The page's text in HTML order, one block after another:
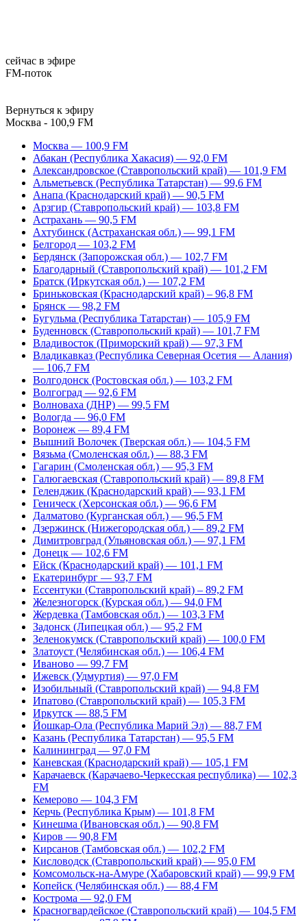
сейчас в эфире
FM-поток
Вернуться к эфиру
Москва - 100,9 FM
Москва — 100,9 FM
Абакан (Республика Хакасия) — 92,0 FM
Александровское (Ставропольский край) — 101,9 FM
Альметьевск (Республика Татарстан) — 99,6 FM
Анапа (Краснодарский край) — 90,5 FM
Арзгир (Ставропольский край) — 103,8 FM
Астрахань — 90,5 FM
Ахтубинск (Астраханская обл.) — 99,1 FM
Белгород — 103,2 FM
Бердянск (Запорожская обл.) — 102,7 FM
Благодарный (Ставропольский край) — 101,2 FM
Братск (Иркутская обл.) — 107,2 FM
Бриньковская (Краснодарский край) – 96,8 FM
Брянск — 98,2 FM
Бугульма (Республика Татарстан) — 105,9 FM
Буденновск (Ставропольский край) — 101,7 FM
Владивосток (Приморский край) — 97,3 FM
Владикавказ (Республика Северная Осетия — Алания)
— 106,7 FM
Волгодонск (Ростовская обл.) — 103,2 FM
Волгоград — 92,6 FM
Волноваха (ДНР) — 99,5 FM
Вологда — 96,0 FM
Воронеж — 89,4 FM
Вышний Волочек (Тверская обл.) — 104,5 FM
Вязьма (Смоленская обл.) — 88,3 FM
Гагарин (Смоленская обл.) — 95,3 FM
Галюгаевская (Ставропольский край) — 89,8 FM
Геленджик (Краснодарский край) — 93,1 FM
Геническ (Херсонская обл.) — 96,6 FM
Далматово (Курганская обл.) — 96,5 FM
Дзержинск (Нижегородская обл.) — 89,2 FM
Димитровград (Ульяновская обл.) — 97,1 FM
Донецк — 102,6 FM
Ейск (Краснодарский край) — 101,1 FM
Екатеринбург — 93,7 FM
Ессентуки (Ставропольский край) – 89,2 FM
Железногорск (Курская обл.) — 94,0 FM
Жердевка (Тамбовская обл.) — 103,3 FM
Задонск (Липецкая обл.) — 95,2 FM
Зеленокумск (Ставропольский край) — 100,0 FM
Златоуст (Челябинская обл.) — 106,4 FM
Иваново — 99,7 FM
Ижевск (Удмуртия) — 97,0 FM
Изобильный (Ставропольский край) — 94,8 FM
Ипатово (Ставропольский край) — 105,3 FM
Иркутск — 88,5 FM
Йошкар-Ола (Республика Марий Эл) — 88,7 FM
Казань (Республика Татарстан) — 95,5 FM
Калининград — 97,0 FM
Каневская (Краснодарский край) — 105,1 FM
Карачаевск (Карачаево-Черкесская республика) — 102,3
FM
Кемерово — 104,3 FM
Керчь (Республика Крым) — 101,8 FM
Кинешма (Ивановская обл.) — 90,8 FM
Киров — 90,8 FM
Кирсанов (Тамбовская обл.) — 102,2 FM
Кисловодск (Ставропольский край) — 95,0 FM
Комсомольск-на-Амуре (Хабаровский край) — 99,9 FM
Копейск (Челябинская обл.) — 88,4 FM
Кострома — 92,0 FM
Красногвардейское (Ставропольский край) — 104,5 FM